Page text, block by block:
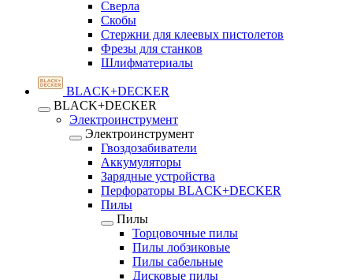
Сверла
Скобы
Стержни для клеевых пистолетов
Фрезы для станков
Шлифматериалы
BLACK+DECKER
BLACK+DECKER
Электроинструмент
Электроинструмент
Гвоздозабиватели
Аккумуляторы
Зарядные устройства
Перфораторы BLACK+DECKER
Пилы
Пилы
Торцовочные пилы
Пилы лобзиковые
Пилы сабельные
Дисковые пилы